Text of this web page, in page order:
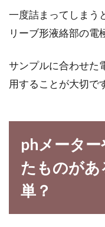
一度詰まってしまう
リーブ形液絡部の電
サンプルに合わせた
用することが大切で
phメータ
たものがあ
単？